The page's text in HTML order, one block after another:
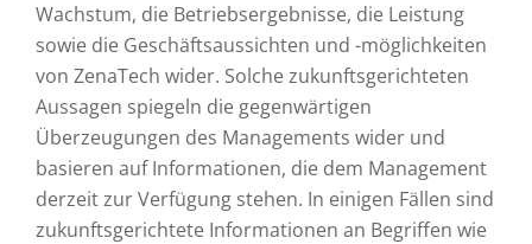
Wachstum, die Betriebsergebnisse, die Leistung
sowie die Geschäftsaussichten und -möglichkeiten
von ZenaTech wider. Solche zukunftsgerichteten
Aussagen spiegeln die gegenwärtigen
Überzeugungen des Managements wider und
basieren auf Informationen, die dem Management
derzeit zur Verfügung stehen. In einigen Fällen sind
zukunftsgerichtete Informationen an Begriffen wie